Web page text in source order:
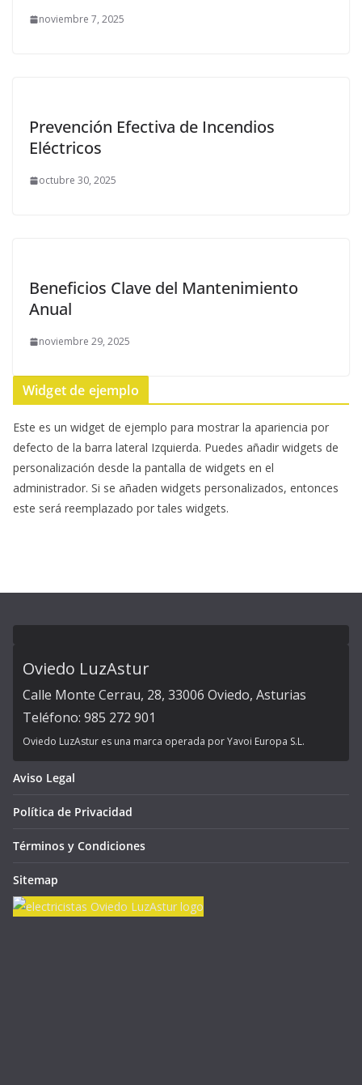
noviembre 7, 2025
Prevención Efectiva de Incendios
Eléctricos
octubre 30, 2025
Beneficios Clave del Mantenimiento
Anual
noviembre 29, 2025
Widget de ejemplo
Este es un widget de ejemplo para mostrar la apariencia por
defecto de la barra lateral Izquierda. Puedes añadir widgets de
personalización desde la pantalla de widgets en el
administrador. Si se añaden widgets personalizados, entonces
este será reemplazado por tales widgets.
Oviedo LuzAstur
Calle Monte Cerrau, 28, 33006 Oviedo, Asturias
Teléfono: 985 272 901
Oviedo LuzAstur es una marca operada por Yavoi Europa S.L.
Aviso Legal
Política de Privacidad
Términos y Condiciones
Sitemap